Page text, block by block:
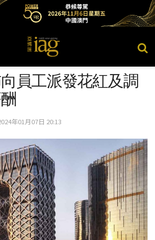
員工派發花紅及調
年01月07日 20:13